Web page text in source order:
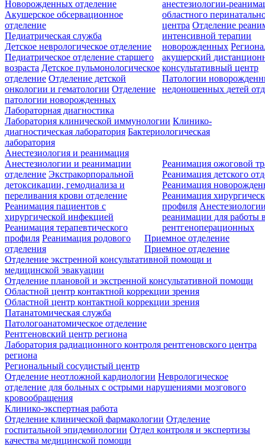
Новорожденных отделение
Акушерское обсервационное
отделение
анестезиологии-
областного
центра Отделение
интенсивной терапии
новорожденных
акушерский
консультативный центр
Патологии
недоношенных детей
Педиатрическая служба
Детское неврологическое отделение
Педиатрическое отделение старшего
возраста Детское пульмонологическое
отделение Отделение детской
онкологии и гематологии Отделение
патологии новорожденных
Лабораторная диагностика
Лаборатория клинической иммунологии Клинико-
диагностическая лаборатория Бактериологическая
лаборатория
Анестезиология и реанимация
Анестезиологии и реанимации
отделение Экстракорпоральной
детоксикации, гемодиализа и
переливания крови отделение
Реанимация пациентов с
хирургической инфекцией
Реанимация терапевтического
профиля Реанимация родового
отделения
Реанимация ожоговой
Реанимация детского
Реанимация
Реанимация
профиля
реанимации для работы
рентгеноперационных
Приемное отделение
Приемное отделение
Отделение экстренной консультативной помощи и
медицинской эвакуации
Отделение плановой и экстренной консультативной помощи
Областной центр контактной коррекции зрения
Областной центр контактной коррекции зрения
Патанатомическая служба
Патологоанатомическое отделение
Рентгеновский центр региона
Лаборатория радиационного контроля рентгеновского центра
региона
Региональный сосудистый центр
Отделение неотложной кардиологии Неврологическое
отделение для больных с острыми нарушениями мозгового
кровообращения
Клинико-экспертная работа
Отделение клинической фармакологии Отделение
госпитальной эпидемиологии Отдел контроля и экспертизы
качества медицинской помощи